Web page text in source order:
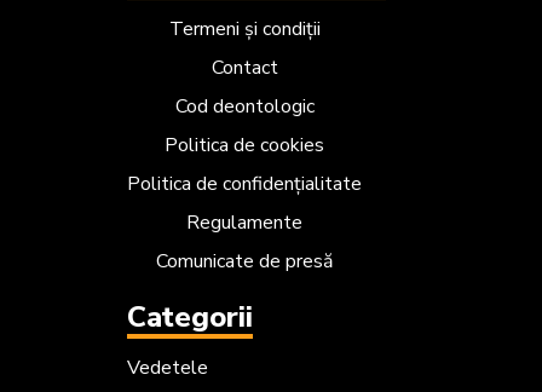
Termeni și condiții
Contact
Cod deontologic
Politica de cookies
Politica de confidențialitate
Regulamente
Comunicate de presă
Categorii
Vedetele